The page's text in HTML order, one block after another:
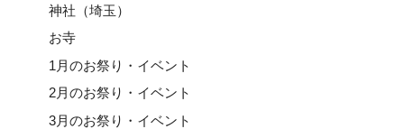
神社（埼玉）
お寺
1月のお祭り・イベント
2月のお祭り・イベント
3月のお祭り・イベント